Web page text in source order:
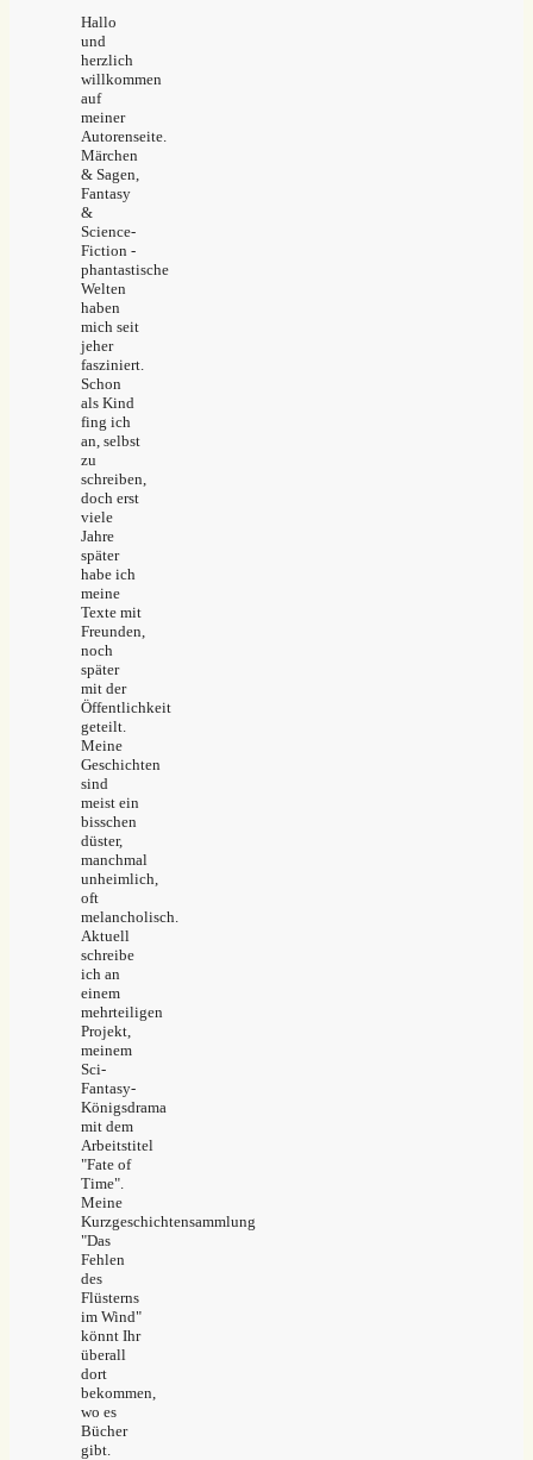
Hallo
und
herzlich
willkommen
auf
meiner
Autorenseite.
Märchen
& Sagen,
Fantasy
&
Science-
Fiction -
phantastische
Welten
haben
mich seit
jeher
fasziniert.
Schon
als Kind
fing ich
an, selbst
zu
schreiben,
doch erst
viele
Jahre
später
habe ich
meine
Texte mit
Freunden,
noch
später
mit der
Öffentlichkeit
geteilt.
Meine
Geschichten
sind
meist ein
bisschen
düster,
manchmal
unheimlich,
oft
melancholisch.
Aktuell
schreibe
ich an
einem
mehrteiligen
Projekt,
meinem
Sci-
Fantasy-
Königsdrama
mit dem
Arbeitstitel
"Fate of
Time".
Meine
Kurzgeschichtensammlung
"Das
Fehlen
des
Flüsterns
im Wind"
könnt Ihr
überall
dort
bekommen,
wo es
Bücher
gibt.